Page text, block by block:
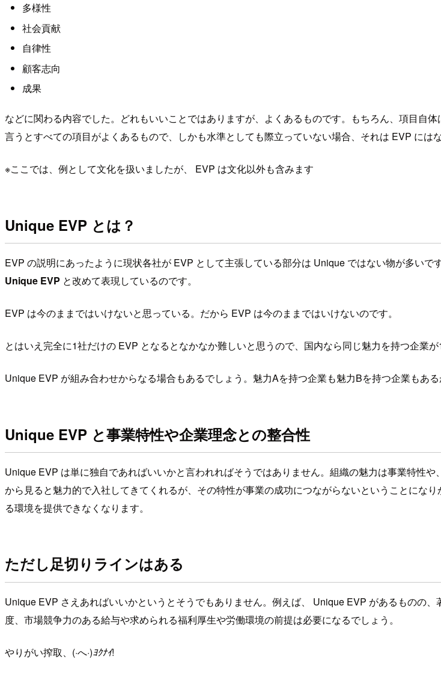
多様性
社会貢献
自律性
顧客志向
成果
などに関わる内容でした。どれもいいことではありますが、よくあるものです。もちろん、項目自
言うとすべての項目がよくあるもので、しかも水準としても際立っていない場合、それは EVP には
※ここでは、例として文化を扱いましたが、 EVP は文化以外も含みます
Unique EVP とは？
EVP の説明にあったように現状各社が EVP として主張している部分は Unique ではない物が多い
Unique EVP と改めて表現しているのです。
EVP は今のままではいけないと思っている。だから EVP は今のままではいけないのです。
とはいえ完全に1社だけの EVP となるとなかなか難しいと思うので、国内なら同じ魅力を持つ企業
Unique EVP が組み合わせからなる場合もあるでしょう。魅力Aを持つ企業も魅力Bを持つ企業もある
Unique EVP と事業特性や企業理念との整合性
Unique EVP は単に独自であればいいかと言われればそうではありません。組織の魅力は事業特性
から見ると魅力的で入社してきてくれるが、その特性が事業の成功につながらないということにな
る環境を提供できなくなります。
ただし足切りラインはある
Unique EVP さえあればいいかというとそうでもありません。例えば、 Unique EVP があるものの
度、市場競争力のある給与や求められる福利厚生や労働環境の前提は必要になるでしょう。
やりがい搾取、(·へ·)ﾖｸﾅｲ!